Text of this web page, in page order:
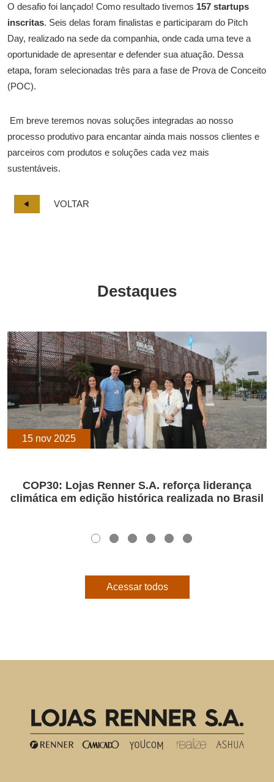
O desafio foi lançado! Como resultado tivemos 157 startups
inscritas. Seis delas foram finalistas e participaram do Pitch
Day, realizado na sede da companhia, onde cada uma teve a
oportunidade de apresentar e defender sua atuação. Dessa
etapa, foram selecionadas três para a fase de Prova de Conceito
(POC).
Em breve teremos novas soluções integradas ao nosso
processo produtivo para encantar ainda mais nossos clientes e
parceiros com produtos e soluções cada vez mais
sustentáveis.
VOLTAR
Destaques
15 nov 2025
COP30: Lojas Renner S.A. reforça liderança
climática em edição histórica realizada no Brasil
Acessar todos